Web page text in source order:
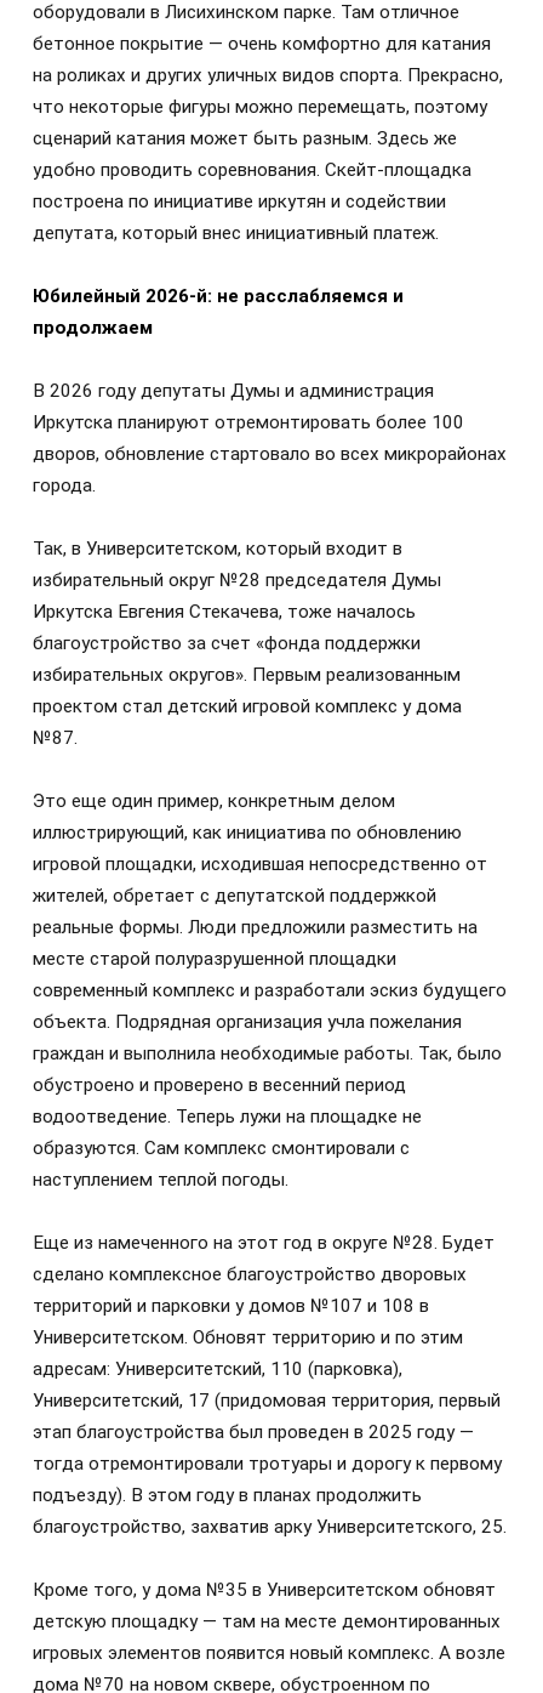
оборудовали в Лисихинском парке. Там отличное
бетонное покрытие — очень комфортно для катания
на роликах и других уличных видов спорта. Прекрасно,
что некоторые фигуры можно перемещать, поэтому
сценарий катания может быть разным. Здесь же
удобно проводить соревнования. Скейт-площадка
построена по инициативе иркутян и содействии
депутата, который внес инициативный платеж.
Юбилейный 2026-й: не расслабляемся и
продолжаем
В 2026 году депутаты Думы и администрация
Иркутска планируют отремонтировать более 100
дворов, обновление стартовало во всех микрорайонах
города.
Так, в Университетском, который входит в
избирательный округ №28 председателя Думы
Иркутска Евгения Стекачева, тоже началось
благоустройство за счет «фонда поддержки
избирательных округов». Первым реализованным
проектом стал детский игровой комплекс у дома
№87.
Это еще один пример, конкретным делом
иллюстрирующий, как инициатива по обновлению
игровой площадки, исходившая непосредственно от
жителей, обретает с депутатской поддержкой
реальные формы. Люди предложили разместить на
месте старой полуразрушенной площадки
современный комплекс и разработали эскиз будущего
объекта. Подрядная организация учла пожелания
граждан и выполнила необходимые работы. Так, было
обустроено и проверено в весенний период
водоотведение. Теперь лужи на площадке не
образуются. Сам комплекс смонтировали с
наступлением теплой погоды.
Еще из намеченного на этот год в округе №28. Будет
сделано комплексное благоустройство дворовых
территорий и парковки у домов №107 и 108 в
Университетском. Обновят территорию и по этим
адресам: Университетский, 110 (парковка),
Университетский, 17 (придомовая территория, первый
этап благоустройства был проведен в 2025 году —
тогда отремонтировали тротуары и дорогу к первому
подъезду). В этом году в планах продолжить
благоустройство, захватив арку Университетского, 25.
Кроме того, у дома №35 в Университетском обновят
детскую площадку — там на месте демонтированных
игровых элементов появится новый комплекс. А возле
дома №70 на новом сквере, обустроенном по